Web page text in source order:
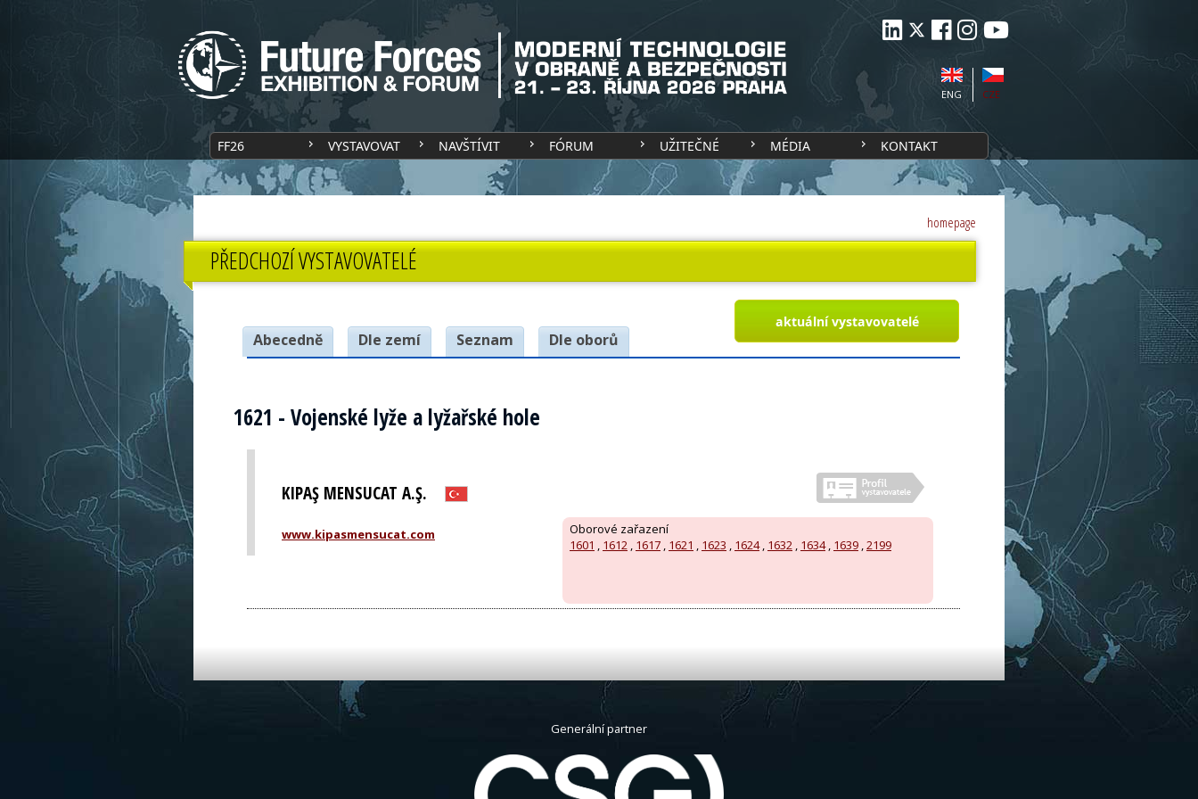
CZE
ENG
FF26 VYSTAVOVAT NAVŠTÍVIT FÓRUM UŽITEČNÉ MÉDIA KONTAKT
homepage
PŘEDCHOZÍ VYSTAVOVATELÉ
aktuální vystavovatelé
Abecedně Dle zemí Seznam Dle oborů
1621 - Vojenské lyže a lyžařské hole
KIPAŞ MENSUCAT A.Ş.
Oborové zařazení
1601 , 1612 , 1617 , 1621 , 1623 , 1624, 1632 , 1634, 1639 ,2199
www.kipasmensucat.com
Generální partner